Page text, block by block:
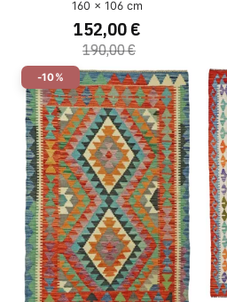
160 x 106 cm
152,00 €
190,00 €
-10%